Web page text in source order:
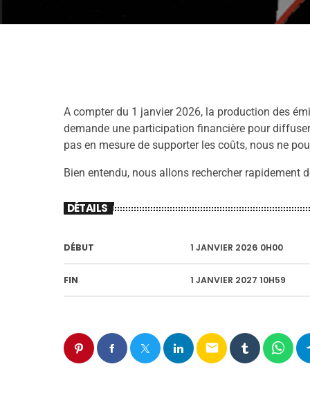
A compter du 1 janvier 2026, la production des
demande une participation financière pour
pas en mesure de supporter les coûts, nous ne
Bien entendu, nous allons rechercher
DÉTAILS
DÉBUT 1 JANVIER 2026 0H00
FIN 1 JANVIER 2027 10H59
email